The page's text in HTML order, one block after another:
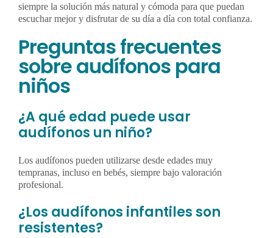
siempre la solución más natural y cómoda para que puedan
escuchar mejor y disfrutar de su día a día con total confianza.
Preguntas frecuentes
sobre audífonos para
niños
¿A qué edad puede usar
audífonos un niño?
Los audífonos pueden utilizarse desde edades muy
tempranas, incluso en bebés, siempre bajo valoración
profesional.
¿Los audífonos infantiles son
resistentes?